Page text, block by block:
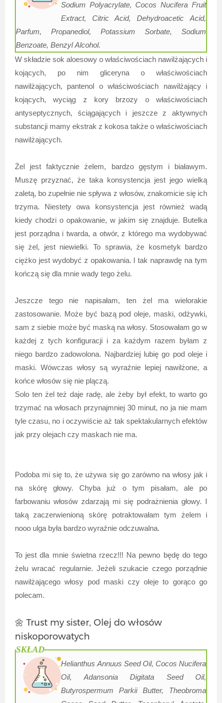
Sodium Polyacrylate, Cocos Nucifera Fruit
Extract, Citric Acid, Dehydroacetic Acid,
Parfum, Propanediol, Potassium Sorbate, Sodium
Benzoate, Benzyl Alcohol.
W składzie sok aloesowy o właściwościach nawilżających i
kojących, po nim gliceryna o właściwościach
nawilżających, pantenol o właściwościach nawilżający i
kojących, wyciąg z kory brzozy o właściwościach
antyseptycznych, ściągających i jeszcze z aktywnych
substancji mamy ekstrak z kokosa także o właściwościach
nawilżających.
Żel jest faktycznie żelem, bardzo gęstym i białawym.
Muszę przyznać, że taka konsystencja jest jego wielką
zaletą, bo zupełnie nie spływa z włosów, znakomicie się ich
trzyma. Niestety owa konsystencja jest również wadą
kiedy chodzi o opakowanie, w jakim się znajduje. Butelka
jest porządna i twarda, a otwór, z którego ma wydobywać
się żel, jest niewielki. To sprawia, że kosmetyk bardzo
ciężko jest wydobyć z opakowania. I tak naprawdę na tym
kończą się dla mnie wady tego żelu.
Jeszcze tego nie napisałam, ten żel ma wielorakie
zastosowanie. Może być bazą pod oleje, maski, odżywki,
sam z siebie może być maską na włosy. Stosowałam go w
każdej z tych konfiguracji i za każdym razem byłam z
niego bardzo zadowolona. Najbardziej lubię go pod oleje i
maski. Wówczas włosy są wyraźnie lepiej nawilżone, a
końce włosów się nie plączą.
Solo ten żel też daje radę, ale żeby był efekt, to warto go
trzymać na włosach przynajmniej 30 minut, no ja nie mam
tyle czasu, no i oczywiście aż tak spektakularnych efektów
jak przy olejach czy maskach nie ma.
Podoba mi się to, że używa się go zarówno na włosy jak i
na skórę głowy. Chyba już o tym pisałam, ale po
farbowaniu włosów zdarzają mi się podrażnienia głowy. I
taką zaczerwienioną skórę potraktowałam tym żelem i
nooo ulga była bardzo wyraźnie odczuwalna.
To jest dla mnie świetna rzecz!!! Na pewno będę do tego
żelu wracać regularnie. Jeżeli szukacie czego porządnie
nawilżającego włosy pod maski czy oleje to gorąco go
polecam.
🌼 Trust my sister, Olej do włosów
niskoporowatych
SKŁAD
Helianthus Annuus Seed Oil, Cocos Nucifera
Oil, Adansonia Digitata Seed Oil,
Butyrospermum Parkii Butter, Theobroma